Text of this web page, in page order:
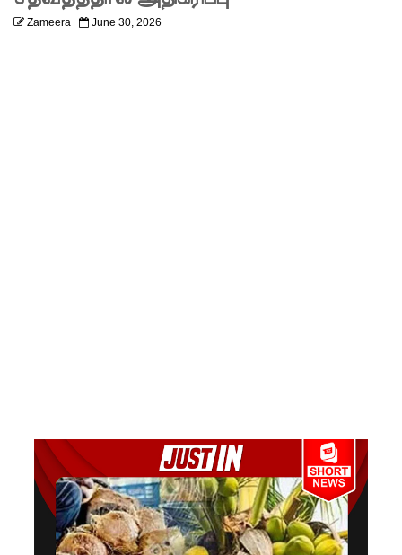
லும்
சிறைச்சா
லை
மோதல்:
சந்தேகநப
Zameera June 30, 2026